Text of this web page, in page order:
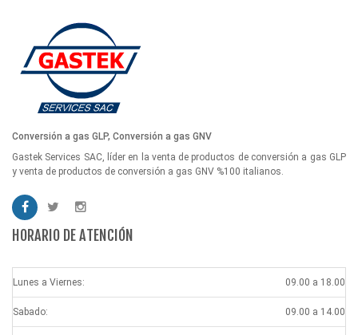
Conversión a gas GLP, Conversión a gas GNV
Gastek Services SAC, líder en la venta de productos de conversión a gas GLP
y venta de productos de conversión a gas GNV %100 italianos.
HORARIO DE ATENCIÓN
Lunes a Viernes: 09.00 a 18.00
Sabado: 09.00 a 14.00